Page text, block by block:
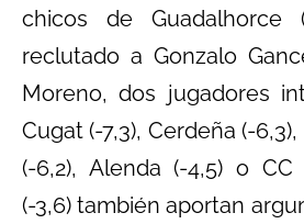
chicos de Guadalhorce
reclutado a Gonzalo
Moreno, dos jugadores
Cugat (-7,3), Cerdeña (-
(-6,2), Alenda (-4,5) o
(-3,6) también aportan